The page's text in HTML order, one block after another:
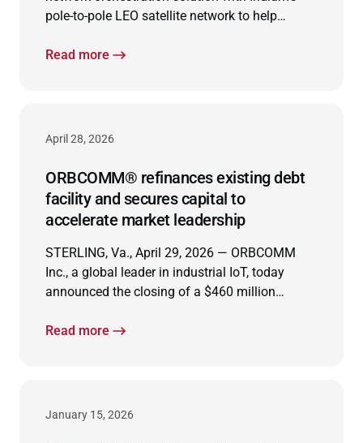
pole-to-pole LEO satellite network to help
connected operations and extend connectivity
Read more
April 28, 2026
ORBCOMM® refinances existing debt
facility and secures capital to
accelerate market leadership
STERLING, Va., April 29, 2026 — ORBCOMM
Inc., a global leader in industrial IoT, today
announced the closing of a $460 million
Credit’s Private Credit Group and Morgan
Read more
January 15, 2026